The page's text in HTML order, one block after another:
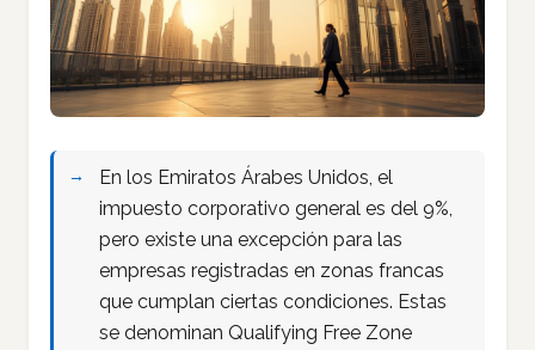
En los Emiratos Árabes Unidos, el
impuesto corporativo general es del 9%,
pero existe una excepción para las
empresas registradas en zonas francas
que cumplan ciertas condiciones. Estas
se denominan Qualifying Free Zone